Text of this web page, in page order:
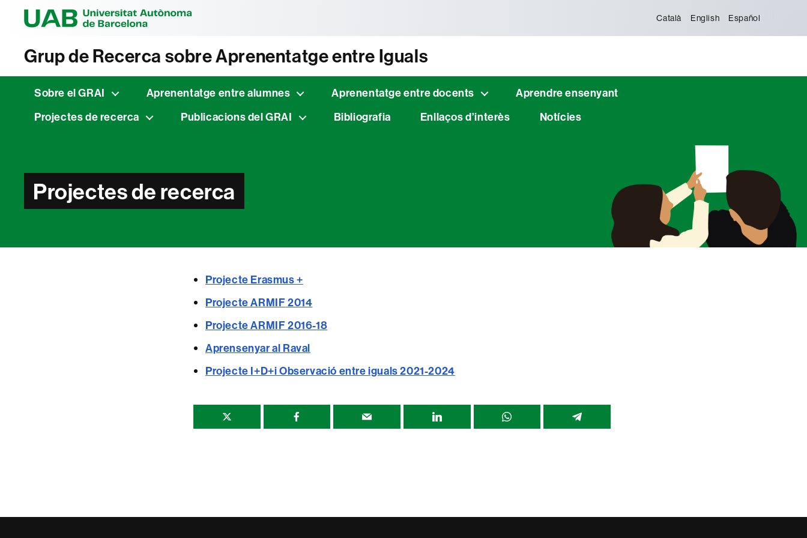
Català English Español
Grup de Recerca sobre Aprenentatge entre Iguals
Sobre el GRAI Aprenentatge entre alumnes Aprenentatge entre docents
Aprendre ensenyant
Projectes de recerca
Publicacions del GRAI Bibliografia Enllaços d’interès Notícies
Projectes de recerca
Projecte Erasmus +
Projecte ARMIF2014
Projecte ARMIF 2016-18
Aprensenyar al Raval
Projecte I+D+i Observació entre iguals 2021-2024
Compartir